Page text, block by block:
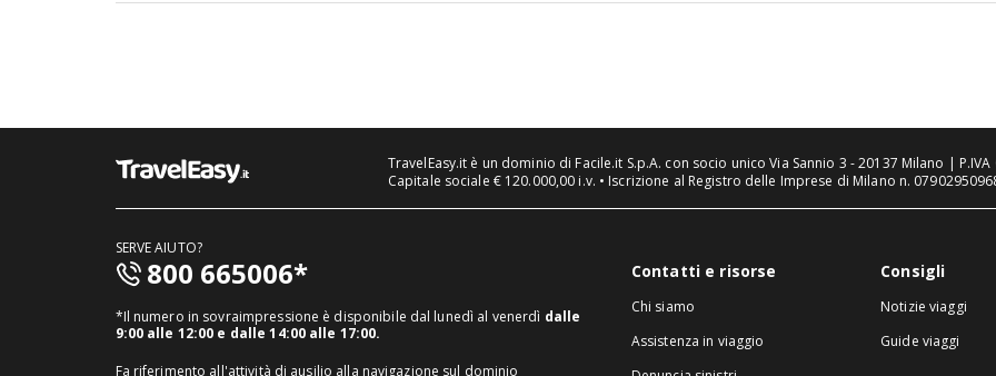
TravelEasy.it è un dominio di Facile.it S.p.A. con socio unico Via Sannio 3 - 20137 Milano | P.IVA
Capitale sociale € 120.000,00 i.v. • Iscrizione al Registro delle Imprese di Milano n.
SERVE AIUTO?
800 665006*
*Il numero in sovraimpressione è disponibile dal lunedì al venerdì dalle
9:00 alle 12:00 e dalle 14:00 alle 17:00.
Fa riferimento all'attività di ausilio alla navigazione sul dominio
Contatti e risorse
Chi siamo
Assistenza in viaggio
Consigli
Notizie viaggi
Guide viaggi